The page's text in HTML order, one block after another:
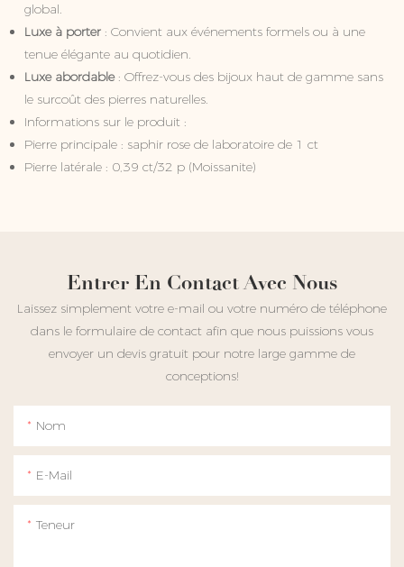
global.
Luxe à porter: Convient aux événements formels ou à une
tenue élégante au quotidien.
Luxe abordable: Offrez-vous des bijoux haut de gamme sans
le surcoût des pierres naturelles.
Informations sur le produit :
Pierre principale : saphir rose de laboratoire de 1 ct
Pierre latérale : 0,39 ct/32 p (Moissanite)
Entrer En Contact Avec Nous
Laissez simplement votre e-mail ou votre numéro de téléphone
dans le formulaire de contact afin que nous puissions vous
envoyer un devis gratuit pour notre large gamme de
conceptions!
Nom
E-Mail
Teneur